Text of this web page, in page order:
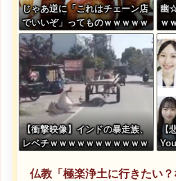
じゃあ逆に「これはチェーン店
でいいぞ」ってものｗｗｗｗｗ
ｗｗｗ
幽
ｗ
【衝撃映像】インドの暴走族、
レベチｗｗｗｗｗｗｗｗｗｗｗ
【
仏教「極楽浄土に行きたい